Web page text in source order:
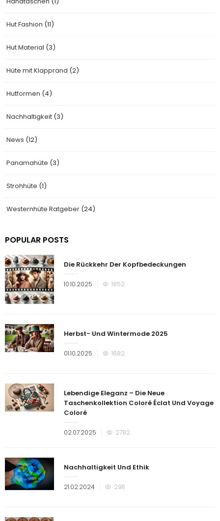
Hut Fashion (11)
Hut Material (3)
Hüte mit Klapprand (2)
Hutformen (4)
Nachhaltigkeit (3)
News (12)
Panamahüte (3)
Strohhüte (1)
Westernhüte Ratgeber (24)
POPULAR POSTS
Die Rückkehr Der Kopfbedeckungen
Veröffentlicht
10.10.2025 1852
Herbst- Und Wintermode 2025
Veröffentlicht
01.10.2025 1682
Lebendige Eleganz – Die Neue
Taschenkollektion Coloré Éclat Und Voyage
Coloré
Veröffentlicht
02.07.2025 2782
Nachhaltigkeit Und Ethik
Veröffentlicht
21.02.2024 2911